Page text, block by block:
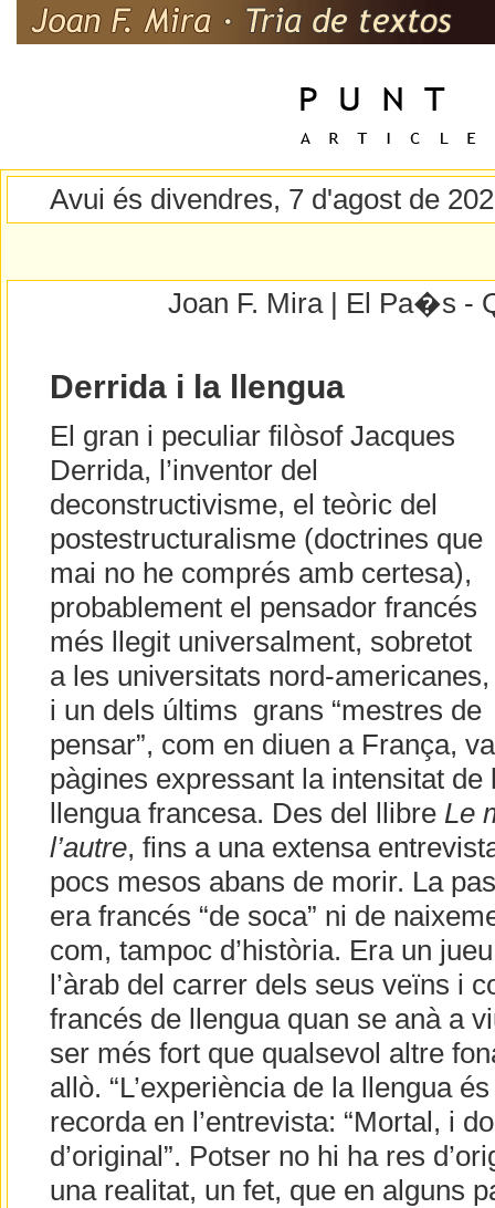
Avui és divendres, 7 d'agost de
Joan F. Mira | El Pa�s -
Derrida i la llengua
El gran i peculiar filòsof Jacques
Derrida, l’inventor del
deconstructivisme, el teòric del
postestructuralisme (doctrines que
mai no he comprés amb certesa),
probablement el pensador francés
més llegit universalment, sobretot
a les universitats nord-americanes,
i un dels últims grans “mestres de
pensar”, com en diuen a França,
pàgines expressant la intensitat
llengua francesa. Des del llibre Le
l’autre, fins a una extensa
pocs mesos abans de morir. La
era francés “de soca” ni de
com, tampoc d’història. Era un
l’àrab del carrer dels seus veïns i
francés de llengua quan se anà a
ser més fort que qualsevol altre
allò. “L’experiència de la llengua
recorda en l’entrevista: “Mortal, i
d’original”. Potser no hi ha res
una realitat, un fet, que en alguns